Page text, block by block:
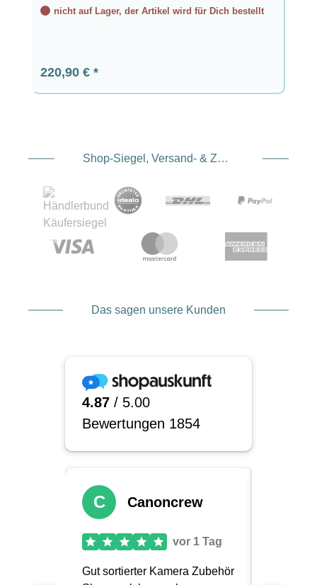
nicht auf Lager, der Artikel wird für Dich bestellt
Regulärer Preis:
220,90 €
Shop-Siegel, Versand- & Zahlungsdienstleister
Das sagen unsere Kunden